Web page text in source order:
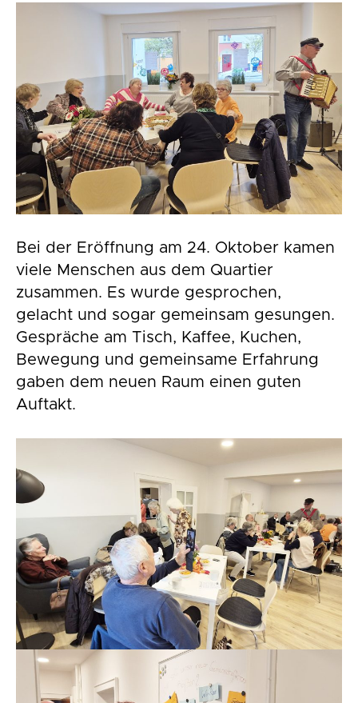
Bei der Eröffnung am 24. Oktober kamen
viele Menschen aus dem Quartier
zusammen. Es wurde gesprochen,
gelacht und sogar gemeinsam gesungen.
Gespräche am Tisch, Kaffee, Kuchen,
Bewegung und gemeinsame Erfahrung
gaben dem neuen Raum einen guten
Auftakt.